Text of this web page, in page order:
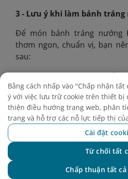
3 - Lưu ý khi làm bánh
Để món bánh tráng nướng
thơm ngon, chuẩn vị, bạn
sau:
Khi nướng bánh, bạn cần
tránh để lửa to bánh dễ bị
Bạn có thể bổ sung thêm
theo ý thích như tép khô,
gà, v.v.
Chuẩn bị thêm cốc sữa
bánh tráng nướng để
Bằng cách nhấp vào "Chấp nhận tất
ý với việc lưu trữ cookie trên thiết bị
thiện điều hướng trang web, phân
trang và hỗ trợ các nỗ lực tiếp thị
Cài đặt
Từ chối tất
Chấp thuận tất cả